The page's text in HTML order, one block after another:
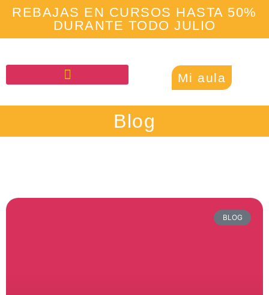
REBAJAS EN CURSOS HASTA 50%
DURANTE TODO JULIO
Mi aula
Blog
BLOG